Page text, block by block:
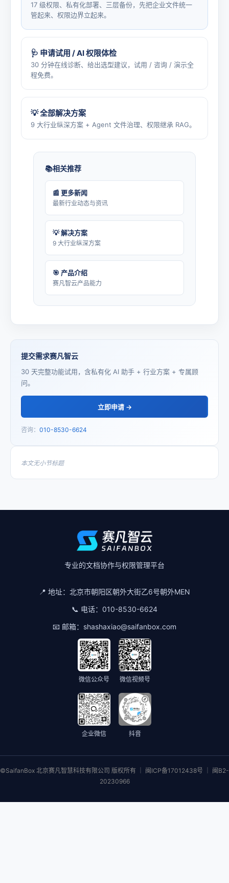
17 级权限、私有化部署、三层备份，先把企业文件统一
管起来、权限边界立起来。
🩺 申请试用 / AI 权限体检
30 分钟在线诊断、给出选型建议，试用 / 咨询 / 演示全
程免费。
💡 全部解决方案
9 大行业纵深方案 + Agent 文件治理、权限继承 RAG。
相关推荐
📰 更多新闻
最新行业动态与资讯
💡 解决方案
9 大行业纵深方案
🎯 产品介绍
赛凡智云产品能力
提交需求赛凡智云
30 天完整功能试用，含私有化 AI 助手 + 行业方案 + 专属顾
问。
立即申请 →
咨询： 010-8530-6624
本文无小节标题
专业的文档协作与权限管理平台
📍 地址： 北京市朝阳区朝外大街乙6号朝外MEN
📞 电话： 010-8530-6624
📧 邮箱： shashaxiao@saifanbox.com
微信公众号 微信视频号
企业微信 抖音
©SaifanBox 北京赛凡智慧科技有限公司 版权所有 ｜ 闽ICP备17012438号 ｜ 闽B2-
20230966